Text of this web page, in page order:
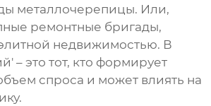
металлочерепицы. Или,
ремонтные бригады,
недвижимостью. В
– это тот, кто формирует
спроса и может влиять на